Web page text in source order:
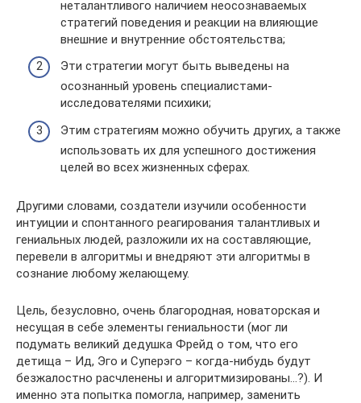
неталантливого наличием неосознаваемых
стратегий поведения и реакции на влияющие
внешние и внутренние обстоятельства;
Эти стратегии могут быть выведены на
осознанный уровень специалистами-
исследователями психики;
Этим стратегиям можно обучить других, а также
использовать их для успешного достижения
целей во всех жизненных сферах.
Другими словами, создатели изучили особенности
интуиции и спонтанного реагирования талантливых и
гениальных людей, разложили их на составляющие,
перевели в алгоритмы и внедряют эти алгоритмы в
сознание любому желающему.
Цель, безусловно, очень благородная, новаторская и
несущая в себе элементы гениальности (мог ли
подумать великий дедушка Фрейд о том, что его
детища – Ид, Эго и Суперэго – когда-нибудь будут
безжалостно расчленены и алгоритмизированы…?). И
именно эта попытка помогла, например, заменить